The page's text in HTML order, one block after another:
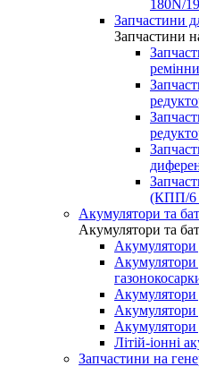
180N/
Запчастини
Запчастини
(КПП/6
Акумулятори та
Акумулятори та
Акумулятори
Акумулятори
Акумулятори
Акумулятори
Акумулятори
Літій-іонні
Запчастини на